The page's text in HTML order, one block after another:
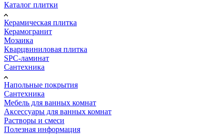
Каталог плитки
Керамическая плитка
Керамогранит
Мозаика
Кварцвиниловая плитка
SPC-ламинат
Сантехника
Напольные покрытия
Сантехника
Мебель для ванных комнат
Аксессуары для ванных комнат
Растворы и смеси
Полезная информация